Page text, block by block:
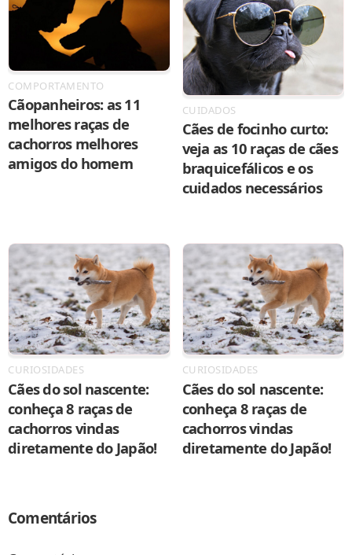
COMPORTAMENTO
Cãopanheiros: as 11
melhores raças de
cachorros melhores
amigos do homem
CUIDADOS
Cães de focinho curto:
veja as 10 raças de cães
braquicefálicos e os
cuidados necessários
CURIOSIDADES
Cães do sol nascente:
conheça 8 raças de
cachorros vindas
diretamente do Japão!
CURIOSIDADES
Cães do sol nascente:
conheça 8 raças de
cachorros vindas
diretamente do Japão!
Comentários